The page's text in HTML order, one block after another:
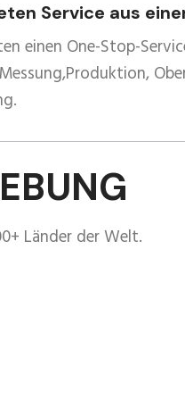
Service aus
einen One-Stop-
Länder der Welt.